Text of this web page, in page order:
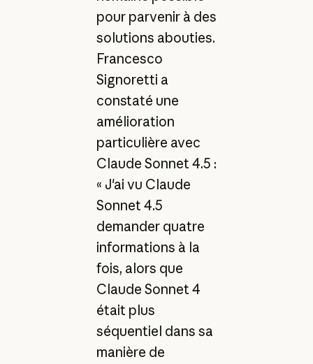
pour parvenir à des
solutions abouties.
Francesco
Signoretti a
constaté une
amélioration
particulière avec
Claude Sonnet 4.5 :
« J'ai vu Claude
Sonnet 4.5
demander quatre
informations à la
fois, alors que
Claude Sonnet 4
était plus
séquentiel dans sa
manière de